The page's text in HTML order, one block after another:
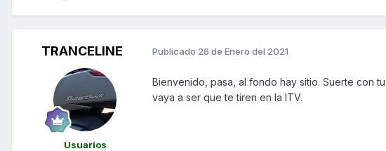
TRANCELINE
Usuarios
Publicado 26 de Enero del 2021
Bienvenido, pasa, al fondo hay sitio. Suerte con
vaya a ser que te tiren en la ITV.